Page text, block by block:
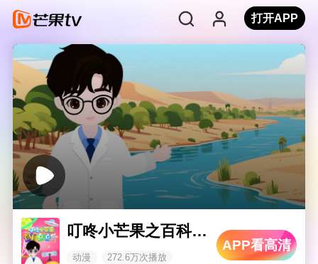
打开APP
叮咚小芒果之百科点点答
动漫 272.6万次播放
APP看高清